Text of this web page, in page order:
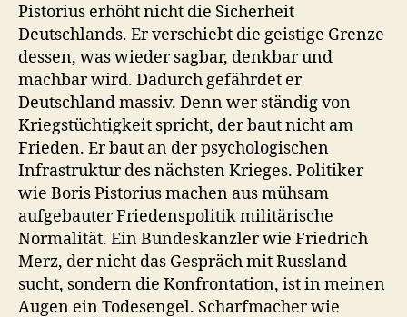
Pistorius erhöht nicht die Sicherheit
Deutschlands. Er verschiebt die geistige Grenze
dessen, was wieder sagbar, denkbar und
machbar wird. Dadurch gefährdet er
Deutschland massiv. Denn wer ständig von
Kriegstüchtigkeit spricht, der baut nicht am
Frieden. Er baut an der psychologischen
Infrastruktur des nächsten Krieges. Politiker
wie Boris Pistorius machen aus mühsam
aufgebauter Friedenspolitik militärische
Normalität. Ein Bundeskanzler wie Friedrich
Merz, der nicht das Gespräch mit Russland
sucht, sondern die Konfrontation, ist in meinen
Augen ein Todesengel. Scharfmacher wie